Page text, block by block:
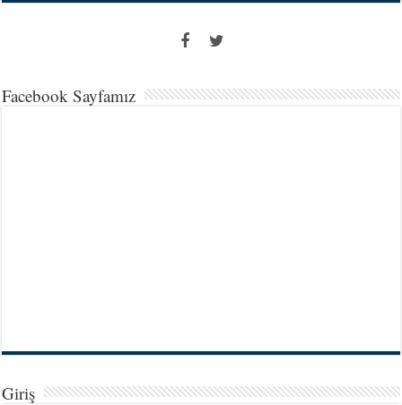
Facebook Sayfamız
Giriş